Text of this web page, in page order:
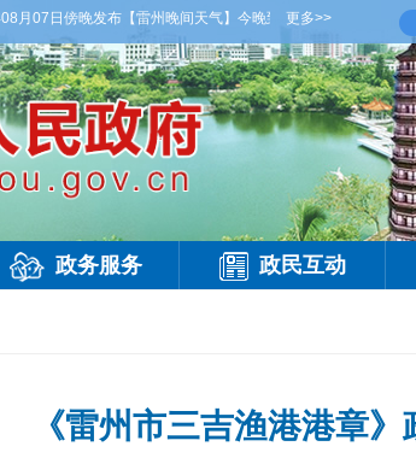
07日傍晚发布【雷州晚间天气】今晚到明天白天，多云，局
更多>>
政务服务 政民互动
《雷州市三吉渔港港章